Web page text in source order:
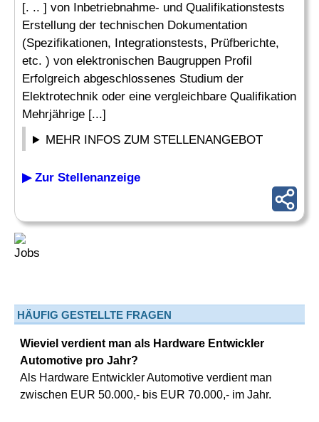
[. .. ] von Inbetriebnahme- und Qualifikationstests
Erstellung der technischen Dokumentation
(Spezifikationen, Integrationstests, Prüfberichte,
etc. ) von elektronischen Baugruppen Profil
Erfolgreich abgeschlossenes Studium der
Elektrotechnik oder eine vergleichbare Qualifikation
Mehrjährige [...]
MEHR INFOS ZUM STELLENANGEBOT
▶ Zur Stellenanzeige
HÄUFIG GESTELLTE FRAGEN
Wieviel verdient man als Hardware Entwickler
Automotive pro Jahr?
Als Hardware Entwickler Automotive verdient man
zwischen EUR 50.000,- bis EUR 70.000,- im Jahr.